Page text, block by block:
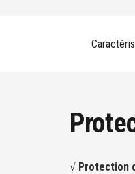
√ Protection